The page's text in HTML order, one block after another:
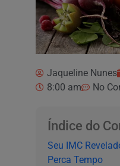
Jaqueline Nunes
8:00 am
No
Índice do
Seu IMC
Perca Tempo